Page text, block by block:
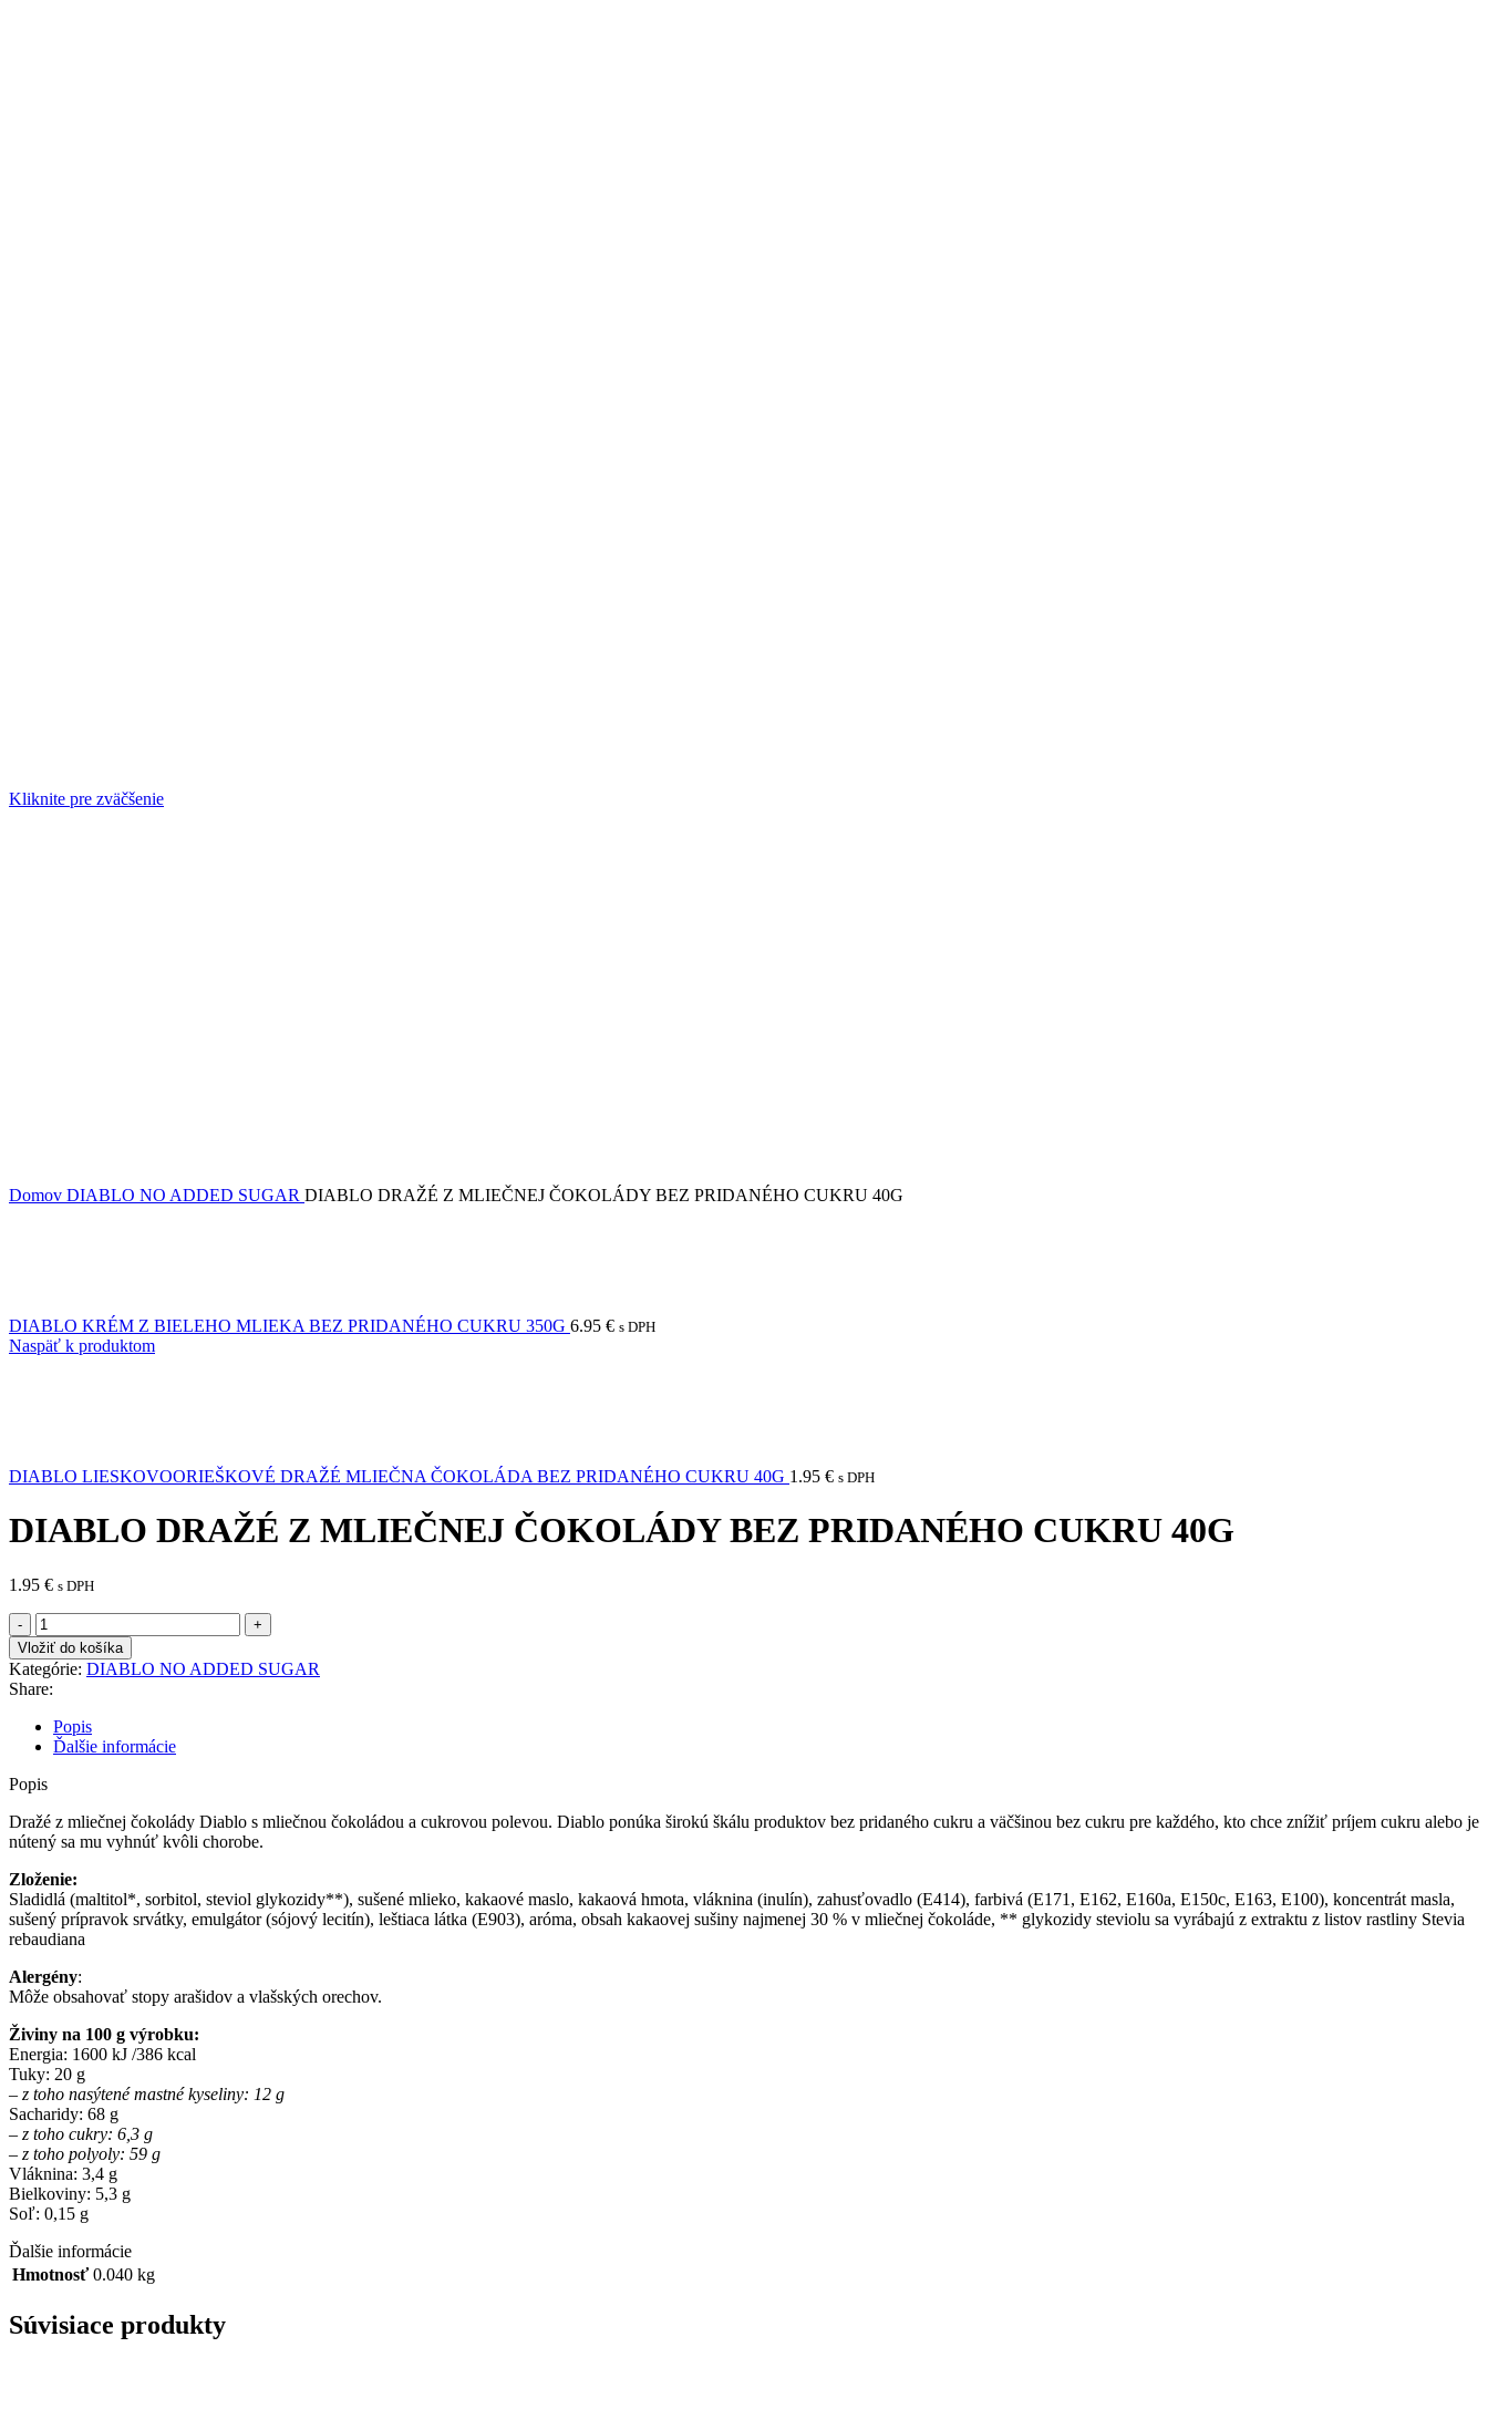
Kliknite pre zväčšenie
Domov DIABLO NO ADDED SUGAR DIABLO DRAŽÉ Z MLIEČNEJ ČOKOLÁDY BEZ PRIDANÉHO CUKRU 40G
DIABLO KRÉM Z BIELEHO MLIEKA BEZ PRIDANÉHO CUKRU 350G 6.95 € s DPH
Naspäť k produktom
DIABLO LIESKOVOORIEŠKOVÉ DRAŽÉ MLIEČNA ČOKOLÁDA BEZ PRIDANÉHO CUKRU 40G 1.95 € s DPH
DIABLO DRAŽÉ Z MLIEČNEJ ČOKOLÁDY BEZ PRIDANÉHO CUKRU 40G
1.95 € s DPH
množstvo
DIABLO
DRAŽÉ
Z
MLIEČNEJ
ČOKOLÁDY
BEZ
PRIDANÉHO
CUKRU
Vložiť do košíka
Kategórie: DIABLO NO ADDED SUGAR
Share:
Popis
Ďalšie informácie
Popis
Dražé z mliečnej čokolády Diablo s mliečnou čokoládou a cukrovou polevou. Diablo ponúka širokú škálu produktov bez pridaného cukru a väčšinou bez cukru pre každého, kto chce znížiť príjem cukru alebo je
nútený sa mu vyhnúť kvôli chorobe.
Zloženie:
Sladidlá (maltitol*, sorbitol, steviol glykozidy**), sušené mlieko, kakaové maslo, kakaová hmota, vláknina (inulín), zahusťovadlo (E414), farbivá (E171, E162, E160a, E150c, E163, E100), koncentrát masla,
sušený prípravok srvátky, emulgátor (sójový lecitín), leštiaca látka (E903), aróma, obsah kakaovej sušiny najmenej 30 % v mliečnej čokoláde, ** glykozidy steviolu sa vyrábajú z extraktu z listov rastliny Stevia
rebaudiana
Alergény:
Môže obsahovať stopy arašidov a vlašských orechov.
Živiny na 100 g výrobku:
Energia: 1600 kJ /386 kcal
Tuky: 20 g
– z toho nasýtené mastné kyseliny: 12 g
Sacharidy: 68 g
– z toho cukry: 6,3 g
– z toho polyoly: 59 g
Vláknina: 3,4 g
Bielkoviny: 5,3 g
Soľ: 0,15 g
Ďalšie informácie
Hmotnosť 0.040 kg
Súvisiace produkty